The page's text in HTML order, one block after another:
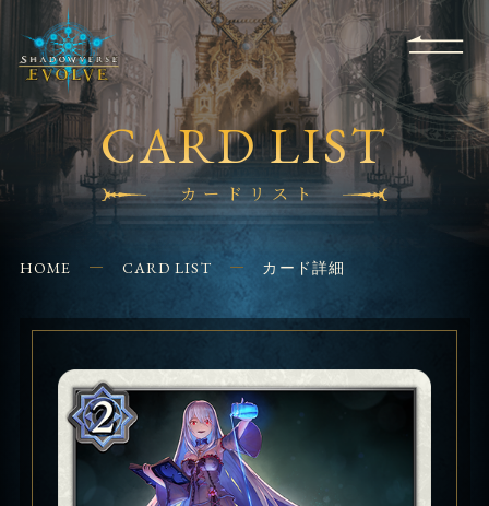
Q&A
EVENT SHOPS
FOR
BEGINNERS
APPLICATION
CONTACT
CARD LIST
カードリスト
HOME CARD LIST カード詳細